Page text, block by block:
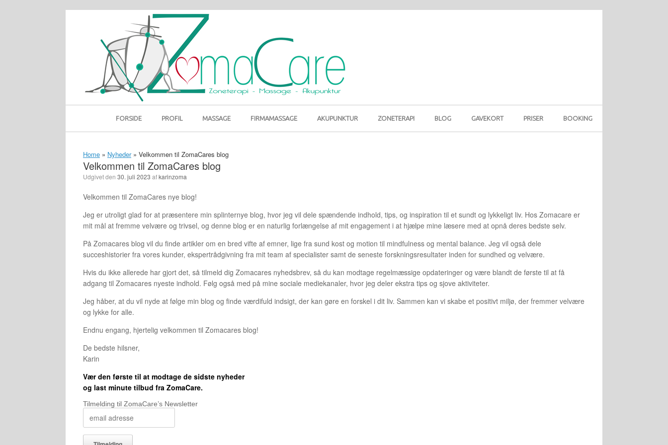
FORSIDE PROFIL MASSAGE FIRMAMASSAGE AKUPUNKTUR ZONETERAPI BLOG GAVEKORT PRISER BOOKING
Home » Nyheder » Velkommen til ZomaCares blog
Velkommen til ZomaCares blog
Udgivet den 30. juli 2023 afkarinzoma
Velkommen til ZomaCares nye blog!
Jeg er utroligt glad for at præsentere min splinternye blog, hvor jeg vil dele spændende indhold, tips, og inspiration til et sundt og lykkeligt liv. Hos Zomacare er
mit mål at fremme velvære og trivsel, og denne blog er en naturlig forlængelse af mit engagement i at hjælpe mine læsere med at opnå deres bedste selv.
På Zomacares blog vil du finde artikler om en bred vifte af emner, lige fra sund kost og motion til mindfulness og mental balance. Jeg vil også dele
succeshistorier fra vores kunder, ekspertrådgivning fra mit team af specialister samt de seneste forskningsresultater inden for sundhed og velvære.
Hvis du ikke allerede har gjort det, så tilmeld dig Zomacares nyhedsbrev, så du kan modtage regelmæssige opdateringer og være blandt de første til at få
adgang til Zomacares nyeste indhold. Følg også med på mine sociale mediekanaler, hvor jeg deler ekstra tips og sjove aktiviteter.
Jeg håber, at du vil nyde at følge min blog og finde værdifuld indsigt, der kan gøre en forskel i dit liv. Sammen kan vi skabe et positivt miljø, der fremmer velvære
og lykke for alle.
Endnu engang, hjertelig velkommen til Zomacares blog!
De bedste hilsner,
Karin
Vær den første til at modtage de sidste nyheder
og last minute tilbud fra ZomaCare.
Tilmelding til ZomaCare’s Newsletter